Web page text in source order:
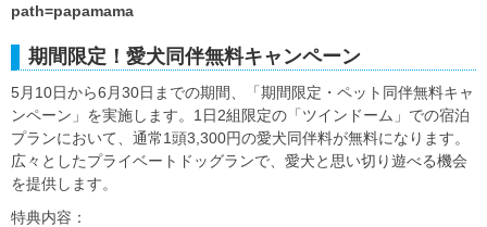
path=papamama
期間限定！愛犬同伴無料キャンペーン
5月10日から6月30日までの期間、「期間限定・ペット同伴無料キャ
ンペーン」を実施します。1日2組限定の「ツインドーム」での宿泊
プランにおいて、通常1頭3,300円の愛犬同伴料が無料になります。
広々としたプライベートドッグランで、愛犬と思い切り遊べる機会
を提供します。
特典内容：